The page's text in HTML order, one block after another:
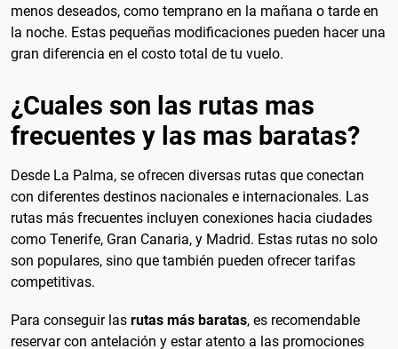
menos deseados, como temprano en la mañana o tarde en
la noche. Estas pequeñas modificaciones pueden hacer una
gran diferencia en el costo total de tu vuelo.
¿Cuales son las rutas mas
frecuentes y las mas baratas?
Desde La Palma, se ofrecen diversas rutas que conectan
con diferentes destinos nacionales e internacionales. Las
rutas más frecuentes incluyen conexiones hacia ciudades
como Tenerife, Gran Canaria, y Madrid. Estas rutas no solo
son populares, sino que también pueden ofrecer tarifas
competitivas.
Para conseguir las rutas más baratas, es recomendable
reservar con antelación y estar atento a las promociones